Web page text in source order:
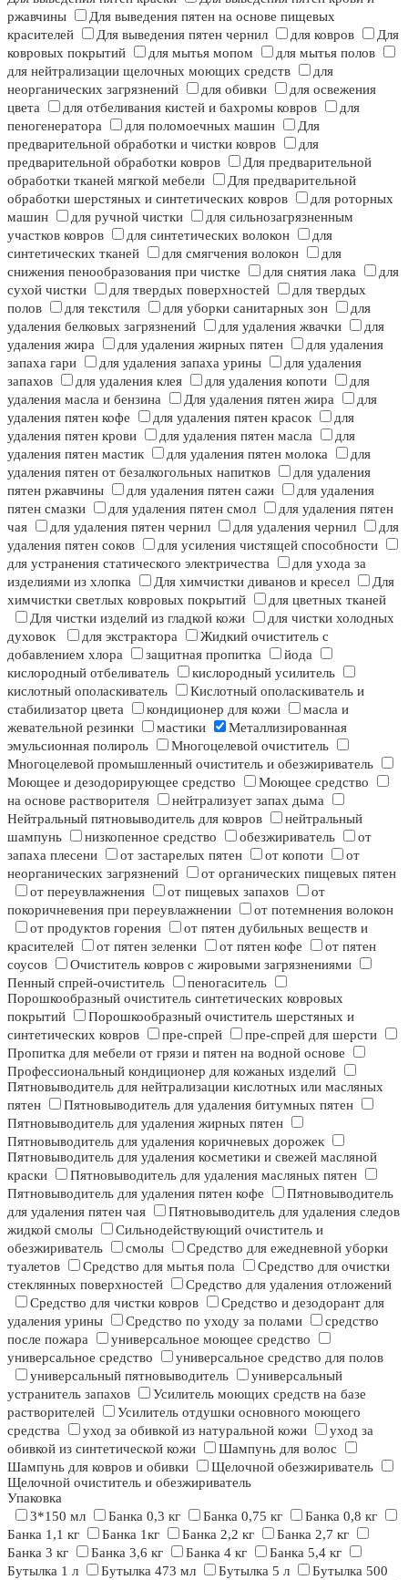
ржавчины
Для выведения пятен на основе пищевых
красителей
Для выведения пятен чернил для ковров
Для
ковровых покрытий
для мытья мопом
для мытья полов
для нейтрализации щелочных моющих средств
для
неорганических загрязнений
для обивки
для освежения
цвета
для отбеливания кистей и бахромы ковров
для
пеногенератора
для поломоечных машин
Для
предварительной обработки и чистки ковров
для
предварительной обработки ковров
Для предварительной
обработки тканей мягкой мебели
Для предварительной
обработки шерстяных и синтетических ковров
для роторных
машин
для ручной чистки
для сильнозагрязненным
участков ковров
для синтетических волокон
для
синтетических тканей
для смягчения волокон
для
снижения пенообразования при чистке
для снятия лака
для
сухой чистки
для твердых поверхностей
для твердых
полов
для текстиля для уборки санитарных зон
для
удаления белковых загрязнений
для удаления жвачки
для
удаления жира
для удаления жирных пятен
для удаления
запаха гари
для удаления запаха урины
для удаления
запахов
для удаления клея для удаления копоти
для
удаления масла и бензина
Для удаления пятен жира
для
удаления пятен кофе
для удаления пятен красок
для
удаления пятен крови
для удаления пятен масла
для
удаления пятен мастик
для удаления пятен молока
для
удаления пятен от безалкогольных напитков
для удаления
пятен ржавчины
для удаления пятен сажи
для удаления
пятен смазки
для удаления пятен смол
для удаления пятен
чая
для удаления пятен чернил для удаления чернил
для
удаления пятен соков
для усиления чистящей способности
для устранения статического электричества
для ухода за
изделиями из хлопка
Для химчистки диванов и кресел
Для
химчистки светлых ковровых покрытий
для цветных тканей
Для чистки изделий из гладкой кожи
для чистки холодных
духовок
для экстрактора
Жидкий очиститель с
добавлением хлора
защитная пропитка
йода
кислородный отбеливатель
кислородный усилитель
кислотный ополаскиватель
Кислотный ополаскиватель и
стабилизатор цвета
кондиционер для кожи
масла и
жевательной резинки
мастики
Металлизированная
эмульсионная полироль
Многоцелевой очиститель
Многоцелевой промышленный очиститель и обезжириватель
Моющее и дезодорирующее средство
Моющее средство
на основе растворителя
нейтрализует запах дыма
Нейтральный пятновыводитель для ковров
нейтральный
шампунь
низкопенное средство обезжириватель
от
запаха плесени
от застарелых пятен от копоти
от
неорганических загрязнений
от органических пищевых пятен
от переувлажнения
от пищевых запахов
от
покоричневения при переувлажнении
от потемнения волокон
от продуктов горения
от пятен дубильных веществ и
красителей
от пятен зеленки от пятен кофе
от пятен
соусов
Очиститель ковров с жировыми загрязнениями
Пенный спрей-очиститель
пеногаситель
Порошкообразный очиститель синтетических ковровых
покрытий
Порошкообразный очиститель шерстяных и
синтетических ковров
пре-спрей
пре-спрей для шерсти
Пропитка для мебели от грязи и пятен на водной основе
Профессиональный кондиционер для кожаных изделий
Пятновыводитель для нейтрализации кислотных или масляных
пятен
Пятновыводитель для удаления битумных пятен
Пятновыводитель для удаления жирных пятен
Пятновыводитель для удаления коричневых дорожек
Пятновыводитель для удаления косметики и свежей масляной
краски
Пятновыводитель для удаления масляных пятен
Пятновыводитель для удаления пятен кофе
Пятновыводитель
для удаления пятен чая
Пятновыводитель для удаления следов
жидкой смолы
Сильнодействующий очиститель и
обезжириватель
смолы
Средство для ежедневной уборки
туалетов
Средство для мытья пола
Средство для очистки
стеклянных поверхностей
Средство для удаления отложений
Средство для чистки ковров
Средство и дезодорант для
удаления урины
Средство по уходу за полами
средство
после пожара
универсальное моющее средство
универсальное средство
универсальное средство для полов
универсальный пятновыводитель
универсальный
устранитель запахов
Усилитель моющих средств на базе
растворителей
Усилитель отдушки основного моющего
средства
уход за обивкой из натуральной кожи
уход за
обивкой из синтетической кожи
Шампунь для волос
Шампунь для ковров и обивки
Щелочной обезжириватель
Щелочной очиститель и обезжириватель
Упаковка
3*150 мл
Банка 0,3 кг Банка 0,75 кг
Банка 0,8 кг
Банка 1,1 кг
Банка 1кг Банка 2,2 кг
Банка 2,7 кг
Банка 3 кг
Банка 3,6 кг Банка 4 кг
Банка 5,4 кг
Бутылка 1 л
Бутылка 473 мл Бутылка 5 л
Бутылка 500